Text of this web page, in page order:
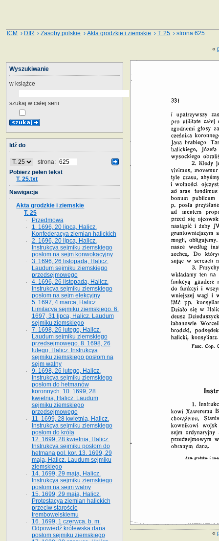
ICM › DIR ›Zasoby polskie ›Akta grodzkie i ziemskie ›T. 25 › strona 625
«
«
Wyszukiwanie
w książce
szukaj w całej serii
Idź do
strona:
Pobierz pełen tekst
T. 25.txt
Nawigacja
Akta grodzkie i ziemskie
T. 25
Przedmowa
1. 1696, 20 lipca, Halicz.
Konfederacya ziemian halickich
2. 1696, 20 lipca, Halicz.
Instrukcya sejmiku ziemskiego
posłom na sejm konwokacyjny
3. 1696, 26 listopada, Halicz.
Laudum sejmiku ziemskiego
przedsejmowego
4. 1696, 26 listopada, Halicz.
Instrukcya sejmiku ziemskiego
posłom na sejm elekcyjny
5. 1697, 4 marca, Halicz.
Limitacya sejmiku ziemskiego. 6.
1697, 31 lipca, Halicz. Laudum
sejmiku ziemskiego
7. 1698, 26 lutego, Halicz.
Laudum sejmiku ziemskiego
przedsejmowego. 8. 1698, 26
lutego, Halicz. Instrukcya
sejmiku ziemskiego posłom na
sejm walny
9. 1698, 26 lutego, Halicz.
Instrukcya sejmiku ziemskiego
posłom do hetmanów
koronnych. 10. 1699, 28
kwietnia, Halicz. Laudum
sejmiku ziemskiego
przedsejmowego
11. 1699, 28 kwietnia, Halicz.
Instrukcya sejmiku ziemskiego
posłom do króla
12. 1699, 28 kwietnia, Halicz.
Instrukcya sejmiku posłom do
hetmana pol. kor. 13. 1699, 29
maja, Halicz. Laudum sejmiku
ziemskiego
14. 1699, 29 maja, Halicz.
Instrukcya sejmiku ziemskiego
posłom na sejm walny
15. 1699, 29 maja, Halicz.
Protestacya ziemian halickich
przeciw staroście
trembowelskiemu
16. 1699, 1 czerwca, b. m.
Odpowiedź królewska dana
posłom sejmiku ziemskiego